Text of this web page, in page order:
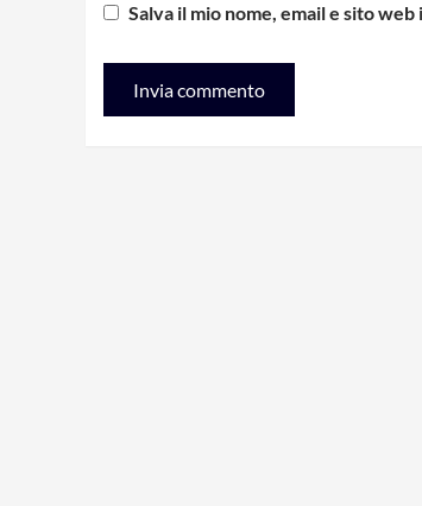
Salva il mio nome, email e sito